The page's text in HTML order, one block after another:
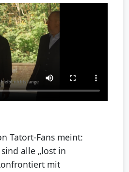
Tatort-Fans meint:
alle „lost in
mit